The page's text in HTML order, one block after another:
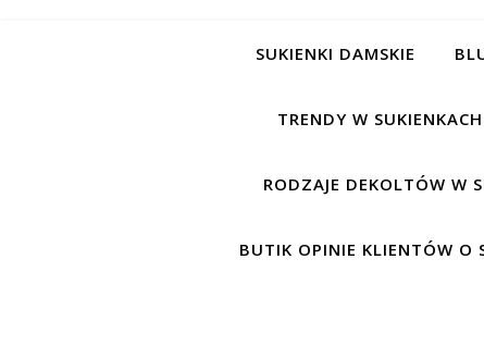
SUKIENKI DAMSKIE
TRENDY W SUKIENKACH
RODZAJE DEKOLTÓW W
BUTIK OPINIE KLIENTÓW O